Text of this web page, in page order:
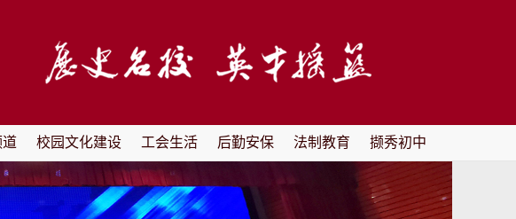
道 校园文化建设 工会生活 后勤安保 法制教育 撷秀初中